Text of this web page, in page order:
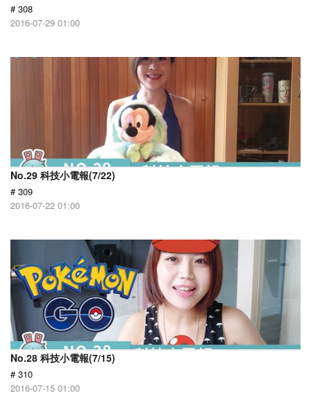
# 308
2016-07-29 01:00
No.29 科技小電報(7/22)
# 309
2016-07-22 01:00
No.28 科技小電報(7/15)
# 310
2016-07-15 01:00